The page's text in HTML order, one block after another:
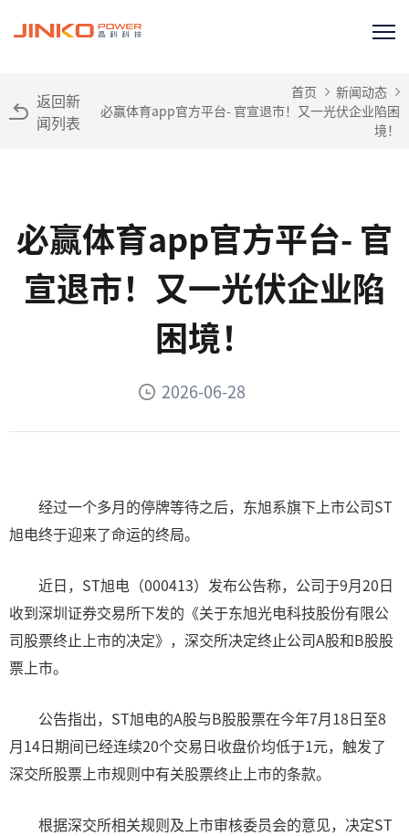
返回新
闻列表
首页
新闻动态
必赢体育app官方平台- 官宣退市！又一光伏企业陷困
境！
必赢体育app官方平台- 官
宣退市！又一光伏企业陷
困境！
2026-06-28
经过一个多月的停牌等待之后，东旭系旗下上市公司ST
旭电终于迎来了命运的终局。
近日，ST旭电（000413）发布公告称，公司于9月20日
收到深圳证券交易所下发的《关于东旭光电科技股份有限公
司股票终止上市的决定》，深交所决定终止公司A股和B股股
票上市。
公告指出，ST旭电的A股与B股股票在今年7月18日至8
月14日期间已经连续20个交易日收盘价均低于1元，触发了
深交所股票上市规则中有关股票终止上市的条款。
根据深交所相关规则及上市审核委员会的意见，决定ST